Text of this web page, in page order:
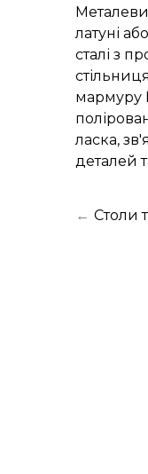
латуні
сталі з
мармуру
ласка,
деталей
← Столи